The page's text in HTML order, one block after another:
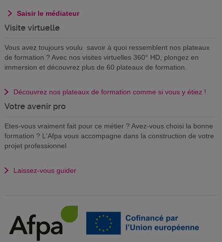
Saisir le médiateur
Visite virtuelle
Vous avez toujours voulu savoir à quoi ressemblent nos plateaux
de formation ? Avec nos visites virtuelles 360° HD, plongez en
immersion et découvrez plus de 60 plateaux de formation.
Découvrez nos plateaux de formation comme si vous y étiez !
Votre avenir pro
Etes-vous vraiment fait pour ce métier ? Avez-vous choisi la bonne
formation ? L'Afpa vous accompagne dans la construction de votre
projet professionnel
Laissez-vous guider